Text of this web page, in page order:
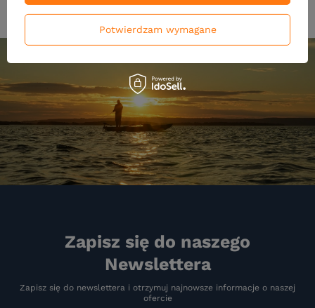
Zapisz się do naszego
Newslettera
Zapisz się do newslettera i otrzymuj najnowsze informacje o naszej
ofercie
Potwierdzam wymagane